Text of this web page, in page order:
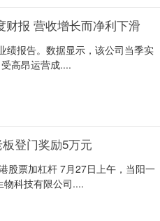
财报 营收增长而净利下滑
绩报告。数据显示，该公司当季实
高昂运营成....
登门奖励5万元
股票加杠杆 7月27日上午，当阳一
科技有限公司....